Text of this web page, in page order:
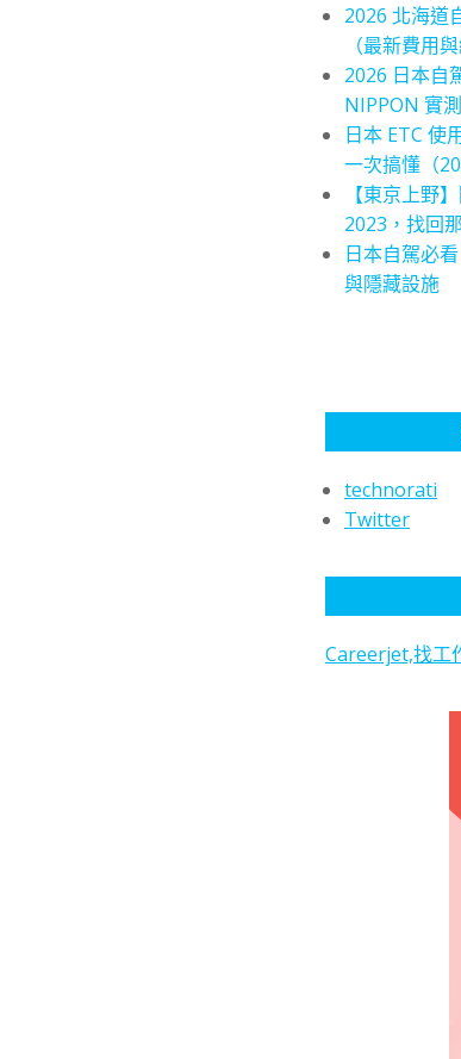
2026 北海道
（最新費用
2026 日本自
NIPPON 實
日本 ETC 使
一次搞懂（
【東京上野
2023，找回
日本自駕必
與隱藏設施
technorati
Twitter
Careerjet,找工